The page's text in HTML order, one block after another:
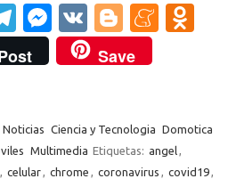
T
el
e
a
m
M
es
se
g
er
V
K
Bl
o
g
er
M
a
m
kl
as
Save
Noticias Ciencia y Tecnologia Domotica
Multimedia Etiquetas: angel,
, celular, chrome , coronavirus , covid19,